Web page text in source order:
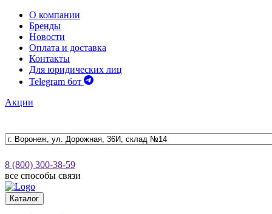
О компании
Бренды
Новости
Оплата и доставка
Контакты
Для юридических лиц
Telegram бот
Акции
8 (800) 300-38-59
все способы связи
Каталог